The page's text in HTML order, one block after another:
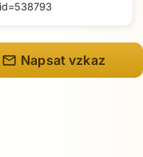
hlavní obsah
mail Napsat vzkaz